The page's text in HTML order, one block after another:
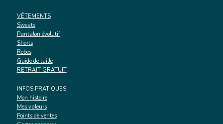
VÊTEMENTS
Sweats
Pantalon évolutif
Shorts
Robes
Guide de taille
RETRAIT GRATUIT
INFOS PRATIQUES
Mon histoire
Mes valeurs
Points de ventes